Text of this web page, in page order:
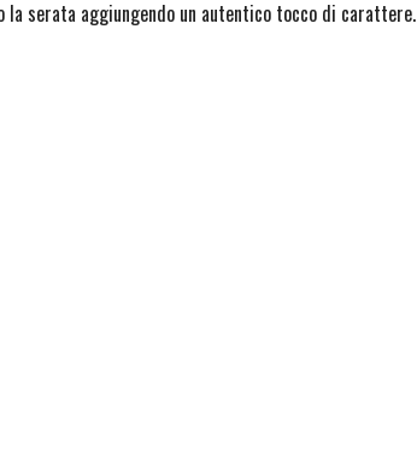
serata aggiungendo un autentico tocco di carattere.